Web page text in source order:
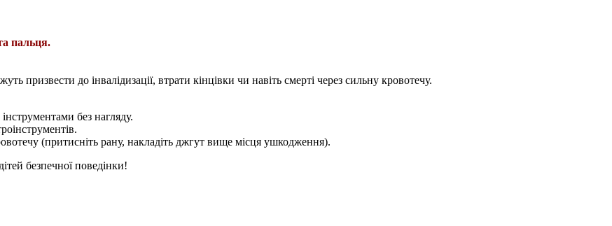
пальця.
призвести до інвалідизації, втрати кінцівки чи навіть смерті через сильну кровотечу.
без нагляду.
(притисніть рану, накладіть джгут вище місця ушкодження).
безпечної поведінки!